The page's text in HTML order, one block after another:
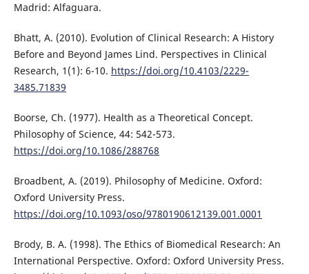
Madrid: Alfaguara.
Bhatt, A. (2010). Evolution of Clinical Research: A History
Before and Beyond James Lind. Perspectives in Clinical
Research, 1(1): 6-10. https://doi.org/10.4103/2229-
3485.71839
Boorse, Ch. (1977). Health as a Theoretical Concept.
Philosophy of Science, 44: 542-573.
https://doi.org/10.1086/288768
Broadbent, A. (2019). Philosophy of Medicine. Oxford:
Oxford University Press.
https://doi.org/10.1093/oso/9780190612139.001.0001
Brody, B. A. (1998). The Ethics of Biomedical Research: An
International Perspective. Oxford: Oxford University Press.